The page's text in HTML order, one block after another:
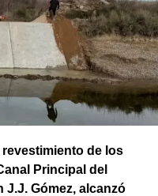
de los
Principal del
J.J. Gómez, alcanzó